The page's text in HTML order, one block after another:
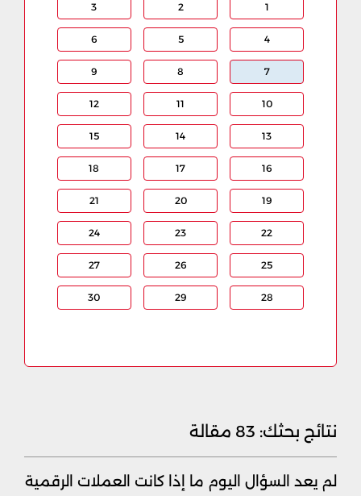
1
2
3
4
5
6
7
8
9
10
11
12
13
14
15
16
17
18
19
20
21
22
23
24
25
26
27
28
29
30
نتائج بحثك: 83 مقالة
لم يعد السؤال اليوم ما إذا كانت العملات الرقمية